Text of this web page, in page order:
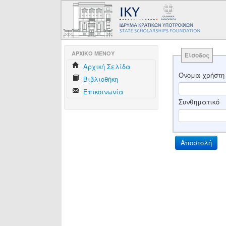
AΡΧΙΚΟ ΜΕΝΟΥ
Aρχική Σελίδα
Βιβλιοθήκη
Επικοινωνία
Είσοδος
Όνομα χρήστη
Συνθηματικό